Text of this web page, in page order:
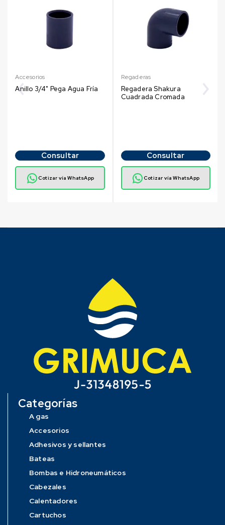
Accesorios
Anillo 3/4" Pega Agua Fría
Consultar
Cotizar vía WhatsApp
Regaderas
Regadera Shakura
Cuadrada Cromada
Consultar
Cotizar vía WhatsApp
Categorías
A gas
Accesorios
Adhesivos y sellantes
Bateas
Bombas e Hidroneumáticos
Cabezales
Calentadores
Cartuchos